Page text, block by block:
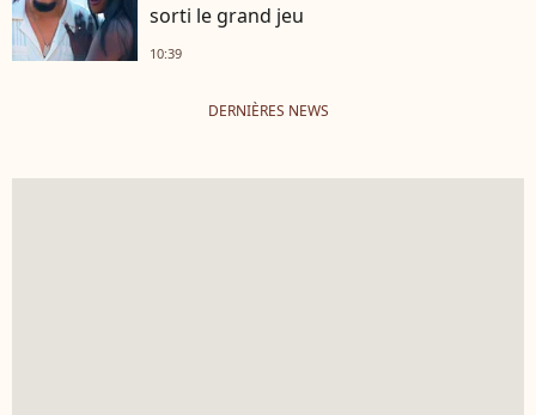
sorti le grand jeu
10:39
DERNIÈRES NEWS